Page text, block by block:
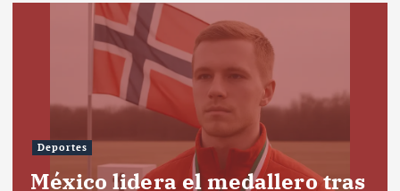
Deportes
México lidera el medallero tras